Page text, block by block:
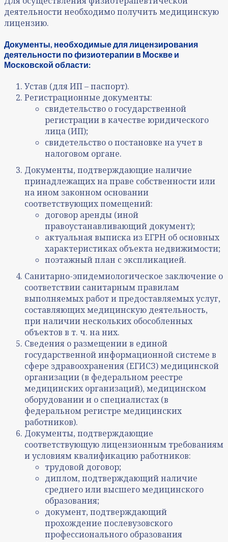
деятельности необходимо получить медицинскую
лицензию.
Документы, необходимые для лицензирования
деятельности по физиотерапии в Москве и
Московской области:
Устав (для ИП – паспорт).
Регистрационные документы:
свидетельство о государственной
регистрации в качестве юридического
лица (ИП);
свидетельство о постановке на учет в
налоговом органе.
Документы, подтверждающие наличие
принадлежащих на праве собственности или
на ином законном основании
соответствующих помещений:
договор аренды (иной
правоустанавливающий документ);
актуальная выписка из ЕГРН об основных
характеристиках объекта недвижимости;
поэтажный план с экспликацией.
Санитарно-эпидемиологическое заключение о
соответствии санитарным правилам
выполняемых работ и предоставляемых услуг,
составляющих медицинскую деятельность,
при наличии нескольких обособленных
объектов в т. ч. на них.
Сведения о размещении в единой
государственной информационной системе в
сфере здравоохранения (ЕГИСЗ) медицинской
организации (в федеральном реестре
медицинских организаций), медицинском
оборудовании и о специалистах (в
федеральном регистре медицинских
работников).
Документы, подтверждающие
соответствующую лицензионным требованиям
и условиям квалификацию работников:
трудовой договор;
диплом, подтверждающий наличие
среднего или высшего медицинского
образования;
документ, подтверждающий
прохождение послевузовского
профессионального образования